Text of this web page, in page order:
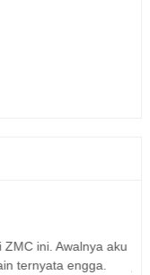
ini. Awalnya aku
ternyata engga.